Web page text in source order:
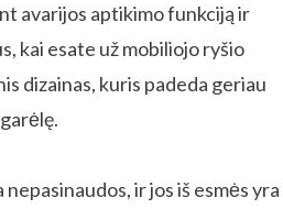
avarijos aptikimo funkciją ir
kai esate už mobiliojo ryšio
dizainas, kuris padeda geriau
ir jos iš esmės yra